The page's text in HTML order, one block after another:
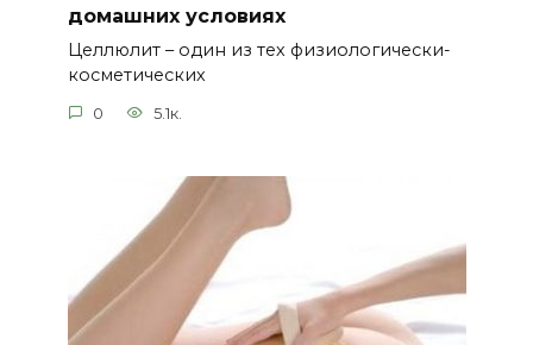
домашних условиях
Целлюлит – один из тех физиологически-
косметических
0 5.1к.